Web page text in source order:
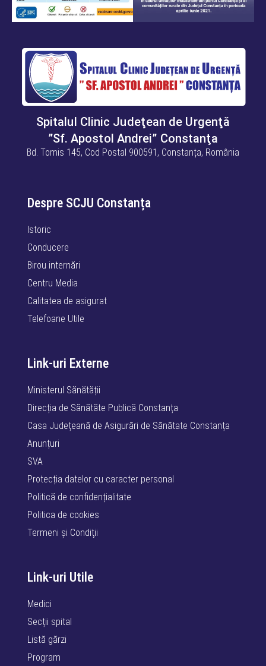
Spitalul Clinic Judeţean de Urgenţă
”Sf. Apostol Andrei” Constanţa
Bd. Tomis 145, Cod Postal 900591, Constanța, România
Despre SCJU Constanța
Istoric
Conducere
Birou internări
Centru Media
Calitatea de asigurat
Telefoane Utile
Link-uri Externe
Ministerul Sănătății
Direcția de Sănătăte Publică Constanța
Casa Județeană de Asigurări de Sănătate Constanța
Anunțuri
SVA
Protecția datelor cu caracter personal
Politică de confidențialitate
Politica de cookies
Termeni şi Condiţii
Link-uri Utile
Medici
Secții spital
Listă gărzi
Program